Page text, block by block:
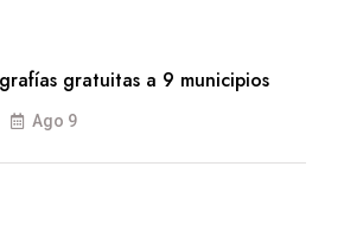
gratuitas a 9 municipios
Ago 9